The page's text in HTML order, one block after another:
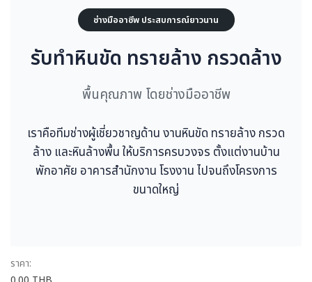
ช่างมืออาชีพ ประสบการณ์ยาวนาน
รับทำหินขัด ทรายล้าง กรวดล้าง
พื้นคุณภาพ โดยช่างมืออาชีพ
เราคือทีมช่างผู้เชี่ยวชาญด้าน งานหินขัด ทรายล้าง กรวด
ล้าง และหินล้างพื้น ให้บริการครบวงจร ตั้งแต่งานบ้าน
พักอาศัย อาคารสำนักงาน โรงงาน ไปจนถึงโครงการ
ขนาดใหญ่
ราคา: